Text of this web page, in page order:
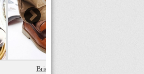
Brioni